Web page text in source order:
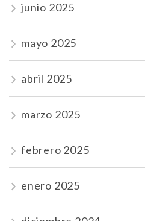
junio 2025
mayo 2025
abril 2025
marzo 2025
febrero 2025
enero 2025